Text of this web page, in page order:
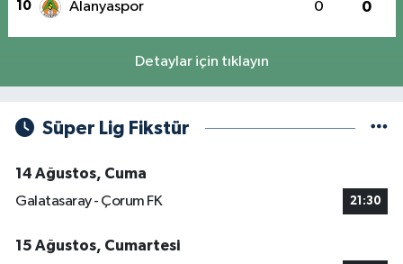
10 Alanyaspor 0 0
Detaylar için tıklayın
Süper Lig Fikstür
14 Ağustos, Cuma
Galatasaray - Çorum FK
21:30
15 Ağustos, Cumartesi